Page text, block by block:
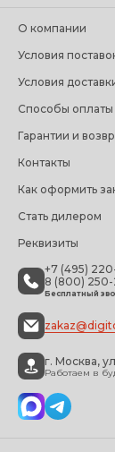
+7 (495) 220-
8 (800)
Бесплатный
г. Москва,
Работаем в
О компании
Условия
Условия
Способы оплаты
Гарантии и
Контакты
Как оформить
Стать дилером
Реквизиты